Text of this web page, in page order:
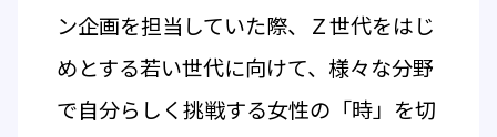
ン企画を担当していた際、Ｚ世代をはじ
めとする若い世代に向けて、様々な分野
で自分らしく挑戦する女性の「時」を切